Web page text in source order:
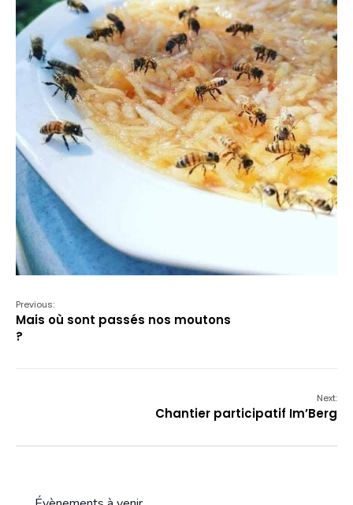
Previous:
Mais où sont passés nos moutons
?
Next:
Chantier participatif Im’Berg